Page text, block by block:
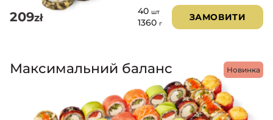
209zł
40 шт
1360 г
ЗАМОВИТИ
Новинка
Максимальний баланс